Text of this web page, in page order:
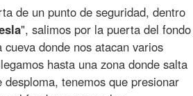
de un punto de seguridad, dentro
", salimos por la puerta del fondo
donde nos atacan varios
hasta una zona donde salta
tenemos que presionar